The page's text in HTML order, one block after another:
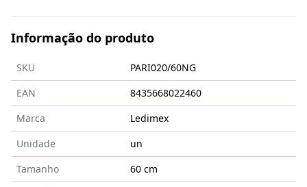
Informação do produto
SKU
PARI020/60NG
EAN
8435668022460
Marca
Ledimex
Unidade
un
Tamanho
60 cm